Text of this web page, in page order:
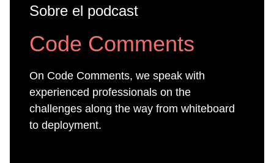
Sobre el podcast
Code Comments
On Code Comments, we speak with
experienced professionals on the
challenges along the way from whiteboard
to deployment.